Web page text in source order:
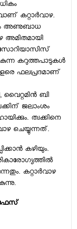
കറ്റാര്‍വാഴ.
അണുബാധ
അമിതമായി
കറുത്തപാടുകള്‍
ഫലപ്രദമാണ്
ബി
ജലാംശം
ത്വക്കിനെ
ചെയ്യുന്നത്.
കഴിയും.
കറ്റാര്‍വാഴ